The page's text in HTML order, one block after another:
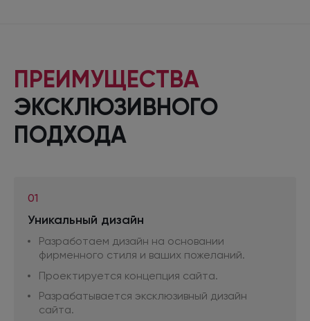
ПРЕИМУЩЕСТВА
ЭКСКЛЮЗИВНОГО
ПОДХОДА
01
Уникальный дизайн
Разработаем дизайн на основании
фирменного стиля и ваших пожеланий.
Проектируется концепция сайта.
Разрабатывается эксклюзивный дизайн
сайта.